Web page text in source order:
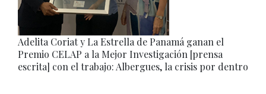
Adelita Coriat y La Estrella de Panamá ganan el
Premio CELAP a la Mejor Investigación [prensa
escrita] con el trabajo: Albergues, la crisis por dentro